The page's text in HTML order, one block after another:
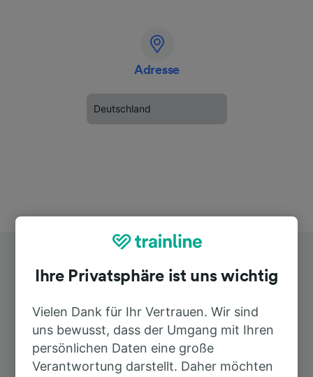
Adresse
Deutschland
Top Strecken ab Wörth (Rhein)
Bienwaldhalle
Ihre Privatsphäre ist uns wichtig
Vielen Dank für Ihr Vertrauen. Wir sind
uns bewusst, dass der Umgang mit Ihren
persönlichen Daten eine große
Verantwortung darstellt. Daher möchten